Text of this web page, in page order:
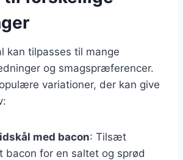
kan tilpasses til mange
og smagspræferencer.
variationer, der kan give
med bacon: Tilsæt
bacon for en saltet og sprød